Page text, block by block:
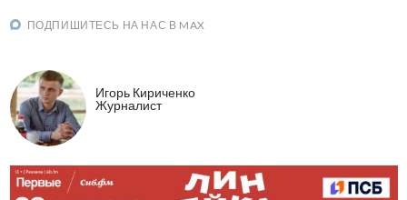
ПОДПИШИТЕСЬ НА НАС В MAX
Игорь Кириченко
Журналист